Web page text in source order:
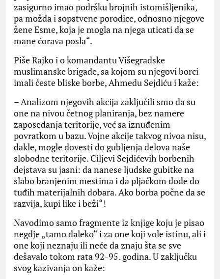
zasigurno imao podršku brojnih istomišljenika,
pa možda i sopstvene porodice, odnosno njegove
žene Esme, koja je mogla na njega uticati da se
mane ćorava posla“.
Piše Rajko i o komandantu Višegradske
muslimanske brigade, sa kojom su njegovi borci
imali česte bliske borbe, Ahmedu Sejdiću i kaže:
– Analizom njegovih akcija zaključili smo da su
one na nivou četnog planiranja, bez namere
zaposedanja teritorije, već sa iznuđenim
povratkom u bazu. Vojne akcije takvog nivoa nisu,
dakle, mogle dovesti do gubljenja delova naše
slobodne teritorije. Ciljevi Sejdićevih borbenih
dejstava su jasni: da nanese ljudske gubitke na
slabo branjenim mestima i da pljačkom dođe do
tuđih materijalnih dobara. Ako borba počne da se
razvija, kupi like i beži“!
Navodimo samo fragmente iz knjige koju je pisao
negdje „tamo daleko“ i za one koji vole istinu, ali i
one koji neznaju ili neće da znaju šta se sve
dešavalo tokom rata 92-95. godina. U zaključku
svog kazivanja on kaže: